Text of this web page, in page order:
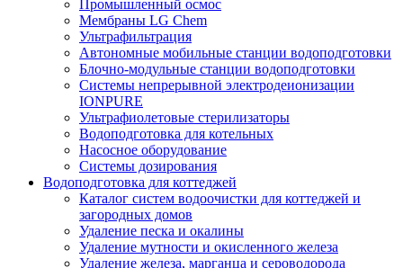
Промышленный осмос
Мембраны LG Chem
Ультрафильтрация
Автономные мобильные станции водоподготовки
Блочно-модульные станции водоподготовки
Системы непрерывной электродеионизации
IONPURE
Ультрафиолетовые стерилизаторы
Водоподготовка для котельных
Насосное оборудование
Системы дозирования
Водоподготовка для коттеджей
Каталог систем водоочистки для коттеджей и
загородных домов
Удаление песка и окалины
Удаление мутности и окисленного железа
Удаление железа, марганца и сероводорода